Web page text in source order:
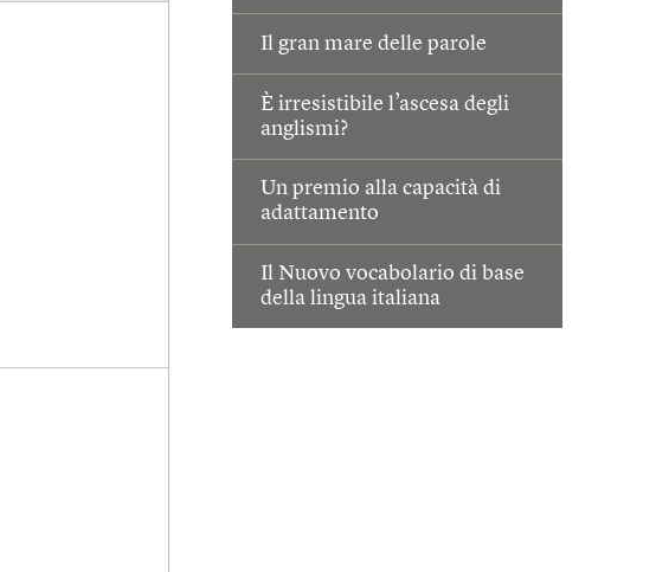
Il gran mare delle parole
È irresistibile l’ascesa degli
anglismi?
Un premio alla capacità di
adattamento
Il Nuovo vocabolario di base
della lingua italiana